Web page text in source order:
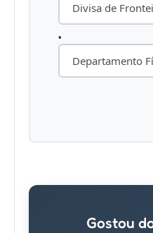
Divisa de
Departamento
Gostou